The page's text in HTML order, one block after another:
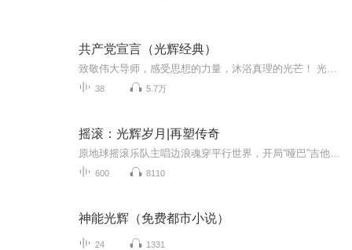
共产党宣言（光辉经典）
38 5.7万
摇滚：光辉岁月|再塑传奇
600 8110
神能光辉（免费都市小说）
24 1331